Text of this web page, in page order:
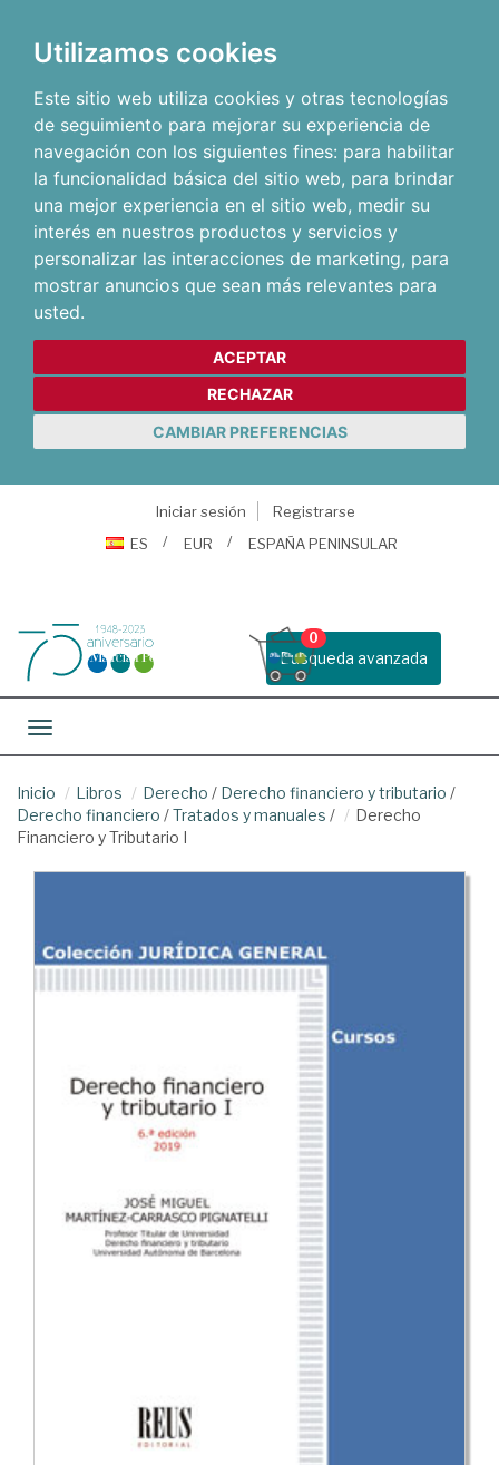
Utilizamos cookies
Este sitio web utiliza cookies y otras tecnologías
de seguimiento para mejorar su experiencia de
navegación con los siguientes fines: para habilitar
la funcionalidad básica del sitio web, para brindar
una mejor experiencia en el sitio web, medir su
interés en nuestros productos y servicios y
personalizar las interacciones de marketing, para
mostrar anuncios que sean más relevantes para
usted.
ACEPTAR
RECHAZAR
CAMBIAR PREFERENCIAS
Iniciar sesión
Registrarse
ES
EUR ESPAÑA PENINSULAR
Busqueda avanzada
0
Toggle navigation
Inicio Libros Derecho / Derecho financiero y tributario /
Derecho financiero /Tratados y manuales /
Derecho
Financiero y Tributario I